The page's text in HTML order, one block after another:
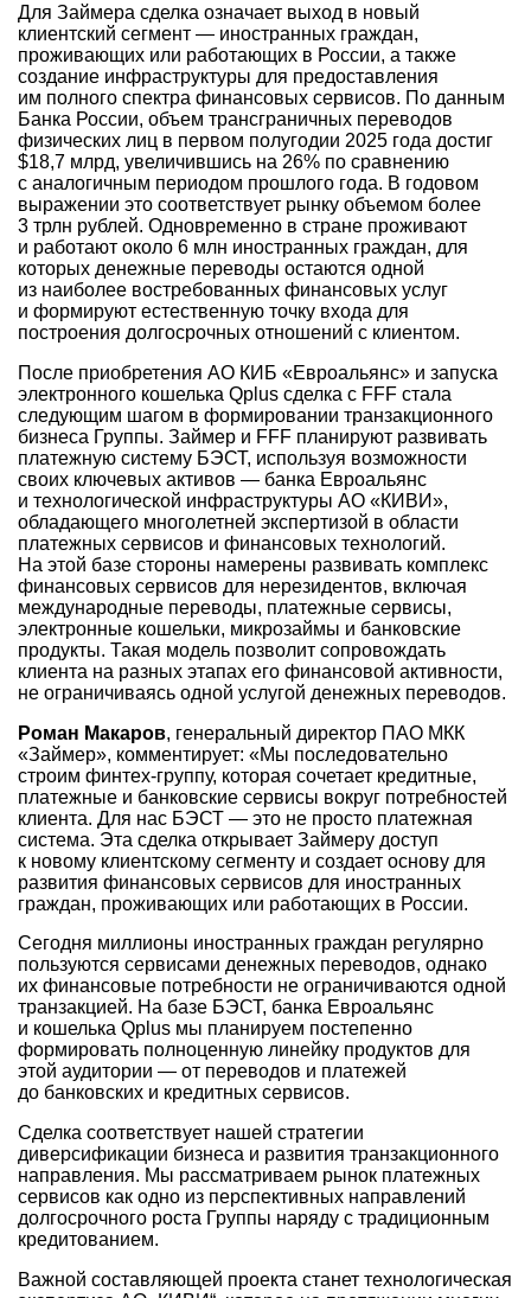
Для Займера сделка означает выход в новый
клиентский сегмент — иностранных граждан,
проживающих или работающих в России, а также
создание инфраструктуры для предоставления
им полного спектра финансовых сервисов. По данным
Банка России, объем трансграничных переводов
физических лиц в первом полугодии 2025 года достиг
$18,7 млрд, увеличившись на 26% по сравнению
с аналогичным периодом прошлого года. В годовом
выражении это соответствует рынку объемом более
3 трлн рублей. Одновременно в стране проживают
и работают около 6 млн иностранных граждан, для
которых денежные переводы остаются одной
из наиболее востребованных финансовых услуг
и формируют естественную точку входа для
построения долгосрочных отношений с клиентом.
После приобретения АО КИБ «Евроальянс» и запуска
электронного кошелька Qplus сделка с FFF стала
следующим шагом в формировании транзакционного
бизнеса Группы. Займер и FFF планируют развивать
платежную систему БЭСТ, используя возможности
своих ключевых активов — банка Евроальянс
и технологической инфраструктуры АО «КИВИ»,
обладающего многолетней экспертизой в области
платежных сервисов и финансовых технологий.
На этой базе стороны намерены развивать комплекс
финансовых сервисов для нерезидентов, включая
международные переводы, платежные сервисы,
электронные кошельки, микрозаймы и банковские
продукты. Такая модель позволит сопровождать
клиента на разных этапах его финансовой активности,
не ограничиваясь одной услугой денежных переводов.
Роман Макаров, генеральный директор ПАО МКК
«Займер», комментирует: «Мы последовательно
строим финтех-группу, которая сочетает кредитные,
платежные и банковские сервисы вокруг потребностей
клиента. Для нас БЭСТ — это не просто платежная
система. Эта сделка открывает Займеру доступ
к новому клиентскому сегменту и создает основу для
развития финансовых сервисов для иностранных
граждан, проживающих или работающих в России.
Сегодня миллионы иностранных граждан регулярно
пользуются сервисами денежных переводов, однако
их финансовые потребности не ограничиваются одной
транзакцией. На базе БЭСТ, банка Евроальянс
и кошелька Qplus мы планируем постепенно
формировать полноценную линейку продуктов для
этой аудитории — от переводов и платежей
до банковских и кредитных сервисов.
Сделка соответствует нашей стратегии
диверсификации бизнеса и развития транзакционного
направления. Мы рассматриваем рынок платежных
сервисов как одно из перспективных направлений
долгосрочного роста Группы наряду с традиционным
кредитованием.
Важной составляющей проекта станет технологическая